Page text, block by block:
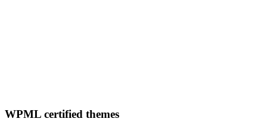
WPML certified themes